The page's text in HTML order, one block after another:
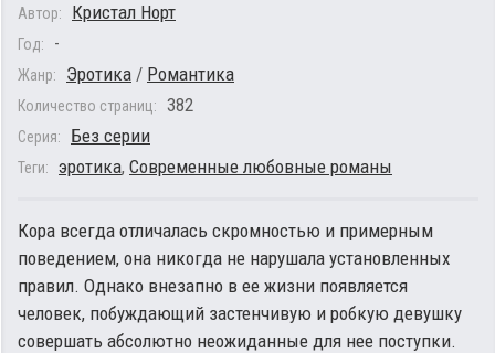
Автор: Кристал Норт
Год: -
Жанр: Эротика / Романтика
Количество страниц: 382
Серия: Без серии
Теги: эротика, Современные любовные романы
Кора всегда отличалась скромностью и примерным
поведением, она никогда не нарушала установленных
правил. Однако внезапно в ее жизни появляется
человек, побуждающий застенчивую и робкую девушку
совершать абсолютно неожиданные для нее поступки.